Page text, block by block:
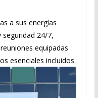
a sus energías
seguridad 24/7,
equipadas
esenciales incluidos.